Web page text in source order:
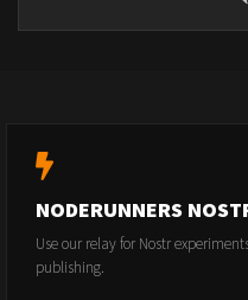
NODERUNNERS
Use our relay for Nostr
publishing.